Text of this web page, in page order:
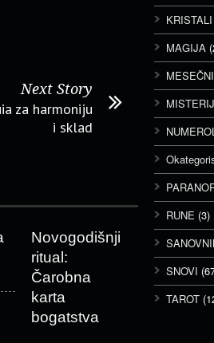
Next Story
za harmoniju
i sklad
Novogodišnji
ritual:
Čarobna
karta
bogatstva
KRISTALI
MAGIJA
RUNE (3)
SNOVI
TAROT